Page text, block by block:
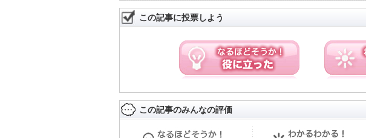
この記事に投票しよう
この記事のみんなの評価